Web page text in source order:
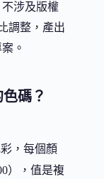
涉及版權
調整，產出
。
碼？
，每個顏
），值是複